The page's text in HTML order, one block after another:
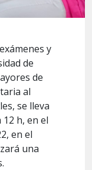
y
de
de
al
se lleva
h, en el
en el
una